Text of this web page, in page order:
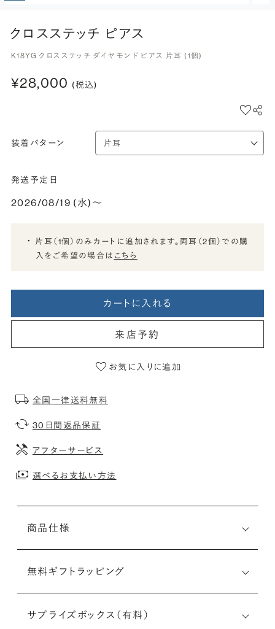
クロスステッチ ピアス
K18YG クロスステッチ ダイヤモンド ピアス 片耳 (1個)
¥28,000 (税込)
装着パターン
発送予定日
2026/08/19 (水)〜
片耳（1個）のみカートに追加されます。両耳（2個）での購
入をご希望の場合は こちら
カートに入れる
来店予約
お気に入りに追加
全国一律送料無料
30日間返品保証
アフターサービス
選べるお支払い方法
商品仕様
無料ギフトラッピング
サプライズボックス（有料）